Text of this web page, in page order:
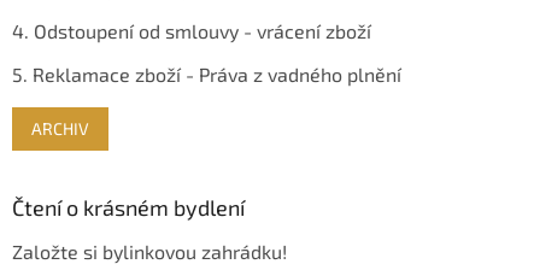
4. Odstoupení od smlouvy - vrácení zboží
5. Reklamace zboží - Práva z vadného plnění
ARCHIV
Čtení o krásném bydlení
Založte si bylinkovou zahrádku!